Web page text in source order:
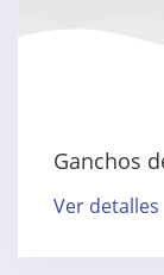
Ganchos
Ver detalles